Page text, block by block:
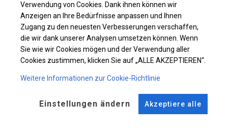
Einzelheiten ansehen
Plane ändern
KONSTRUKTION
Verwendung von Cookies. Dank ihnen können wir
Anzeigen an Ihre Bedürfnisse anpassen und Ihnen
Zugang zu den neuesten Verbesserungen verschaffen,
die wir dank unserer Analysen umsetzen können. Wenn
Sie wie wir Cookies mögen und der Verwendung aller
Cookies zustimmen, klicken Sie auf „ALLE AKZEPTIEREN“.
Weitere Informationen zur Cookie-Richtlinie
Einstellungen ändern Akzeptiere alle